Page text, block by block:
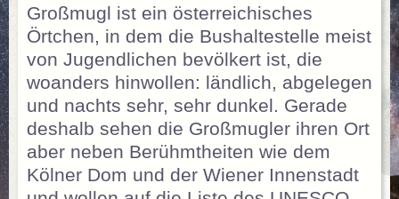
Großmugl ist ein österreichisches
Örtchen, in dem die Bushaltestelle meist
von Jugendlichen bevölkert ist, die
woanders hinwollen: ländlich, abgelegen
und nachts sehr, sehr dunkel. Gerade
deshalb sehen die Großmugler ihren Ort
aber neben Berühmtheiten wie dem
Kölner Dom und der Wiener Innenstadt